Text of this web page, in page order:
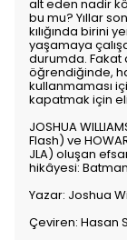
alt eden nadir
bu mu? Yıllar
kılığında birini
yaşamaya
durumda. Fakat
öğrendiğinde,
kullanmaması
kapatmak için
JOSHUA
Flash) ve
JLA) oluşan
hikâyesi:
Yazar: Joshua
Çeviren: Hasan